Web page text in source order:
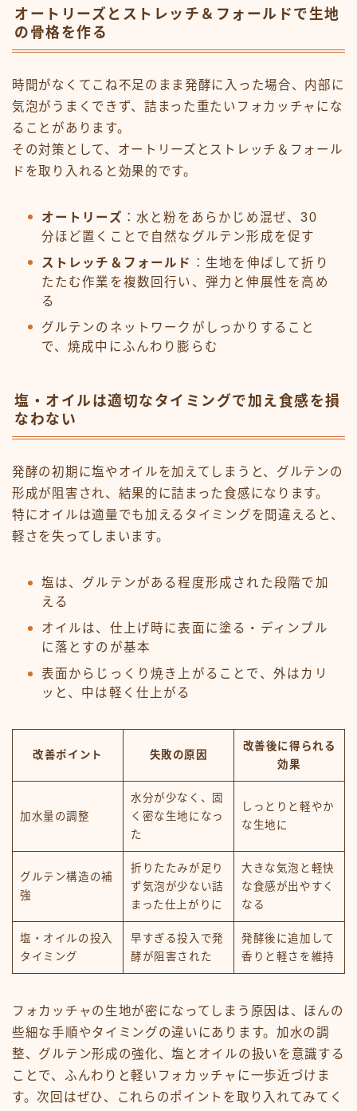
オートリーズとストレッチ＆フォールドで生地
の骨格を作る
時間がなくてこね不足のまま発酵に入った場合、内部に
気泡がうまくできず、詰まった重たいフォカッチャにな
ることがあります。
その対策として、オートリーズとストレッチ＆フォール
ドを取り入れると効果的です。
オートリーズ ：水と粉をあらかじめ混ぜ、30
分ほど置くことで自然なグルテン形成を促す
ストレッチ＆フォールド ：生地を伸ばして折り
たたむ作業を複数回行い、弾力と伸展性を高め
る
グルテンのネットワークがしっかりすること
で、焼成中にふんわり膨らむ
塩・オイルは適切なタイミングで加え食感を損
なわない
発酵の初期に塩やオイルを加えてしまうと、グルテンの
形成が阻害され、結果的に詰まった食感になります。
特にオイルは適量でも加えるタイミングを間違えると、
軽さを失ってしまいます。
塩は、グルテンがある程度形成された段階で加
える
オイルは、仕上げ時に表面に塗る・ディンプル
に落とすのが基本
表面からじっくり焼き上がることで、外はカリ
ッと、中は軽く仕上がる
改善ポイント 失敗の原因
改善後に得られる
効果
加水量の調整
水分が少なく、固
く密な生地になっ
た
しっとりと軽やか
な生地に
グルテン構造の補
強
折りたたみが足り
ず気泡が少ない詰
まった仕上がりに
大きな気泡と軽快
な食感が出やすく
なる
塩・オイルの投入
タイミング
早すぎる投入で発
酵が阻害された
発酵後に追加して
香りと軽さを維持
フォカッチャの生地が密になってしまう原因は、ほんの
些細な手順やタイミングの違いにあります。加水の調
整、グルテン形成の強化、塩とオイルの扱いを意識する
ことで、ふんわりと軽いフォカッチャに一歩近づけま
す。次回はぜひ、これらのポイントを取り入れてみてく